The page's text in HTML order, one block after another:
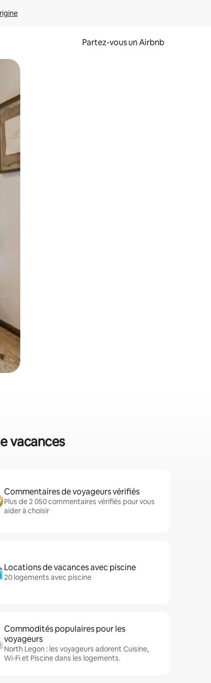
Partez-vous un Airbnb
faisant glisser.
vacances
Commentaires de voyageurs vérifiés
Plus de 2 050 commentaires vérifiés pour vous
aider à choisir
Locations de vacances avec piscine
20 logements avec piscine
Commodités populaires pour les
voyageurs
North Legon : les voyageurs adorent Cuisine,
Wi-Fi et Piscine dans les logements.